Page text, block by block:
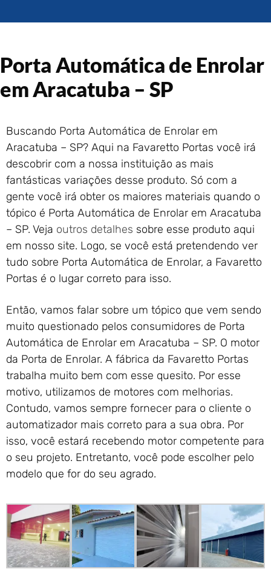
Enrolar em Rio das Ostras –
Enrolar em Queimados – RJ
Portão de Garagem de
Enrolar em Petrópolis – RJ
Enrolar em Nova Iguaçu – RJ
Portão de Garagem de
Enrolar em Nova Friburgo –
RJ
Porta Automática de Enrolar
em Aracatuba – SP
Buscando Porta Automática de Enrolar em
Aracatuba – SP? Aqui na Favaretto Portas você irá
descobrir com a nossa instituição as mais
fantásticas variações desse produto. Só com a
gente você irá obter os maiores materiais quando o
tópico é Porta Automática de Enrolar em Aracatuba
– SP. Veja outros detalhes sobre esse produto aqui
em nosso site. Logo, se você está pretendendo ver
tudo sobre Porta Automática de Enrolar, a Favaretto
Portas é o lugar correto para isso.
Então, vamos falar sobre um tópico que vem sendo
muito questionado pelos consumidores de Porta
Automática de Enrolar em Aracatuba – SP. O motor
da Porta de Enrolar. A fábrica da Favaretto Portas
trabalha muito bem com esse quesito. Por esse
motivo, utilizamos de motores com melhorias.
Contudo, vamos sempre fornecer para o cliente o
automatizador mais correto para a sua obra. Por
isso, você estará recebendo motor competente para
o seu projeto. Entretanto, você pode escolher pelo
modelo que for do seu agrado.